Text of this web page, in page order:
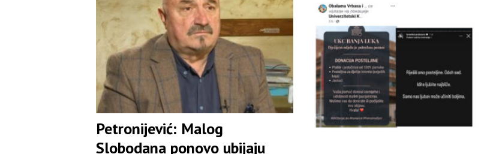
Petronijević: Malog
Slobodana ponovo ubijaju